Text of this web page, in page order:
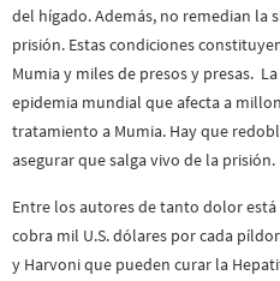
del hígado. Además, no remedian la
prisión. Estas condiciones
Mumia y miles de presos y presas.
epidemia mundial que afecta a
tratamiento a Mumia. Hay que
asegurar que salga vivo de la prisión.
Entre los autores de tanto dolor está
cobra mil U.S. dólares por cada
y Harvoni que pueden curar la